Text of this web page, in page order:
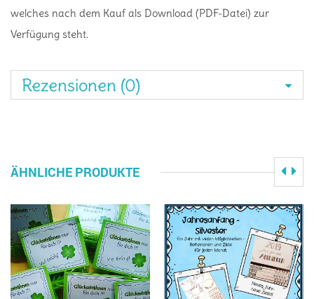
welches nach dem Kauf als Download (PDF-Datei) zur
Verfügung steht.
Rezensionen (0)
ÄHNLICHE PRODUKTE